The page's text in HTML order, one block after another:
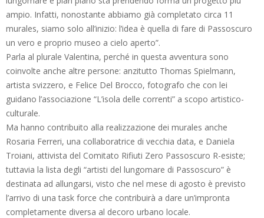
ampio. Infatti, nonostante abbiamo già completato circa 11
murales, siamo solo all’inizio: l’idea è quella di fare di Passoscuro
un vero e proprio museo a cielo aperto”.
Parla al plurale Valentina, perché in questa avventura sono
coinvolte anche altre persone: anzitutto Thomas Spielmann,
artista svizzero, e Felice Del Brocco, fotografo che con lei
guidano l’associazione “L’isola delle correnti” a scopo artistico-
culturale.
Ma hanno contribuito alla realizzazione dei murales anche
Rosaria Ferreri, una collaboratrice di vecchia data, e Daniela
Troiani, attivista del Comitato Rifiuti Zero Passoscuro R-esiste;
tuttavia la lista degli “artisti del lungomare di Passoscuro” è
destinata ad allungarsi, visto che nel mese di agosto è previsto
l’arrivo di una task force che contribuirà a dare un’impronta
completamente diversa al decoro urbano locale.